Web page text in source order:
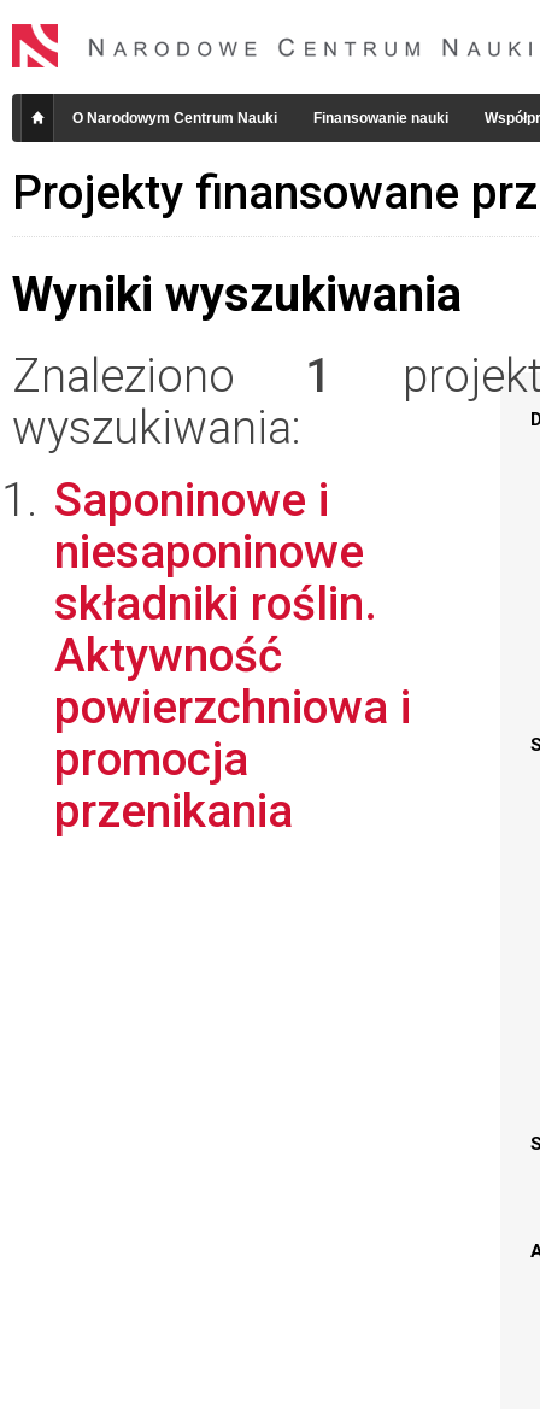
O Narodowym Centrum Nauki Finansowanie nauki
Projekty finansowane
Wyniki wyszukiwania
Znaleziono 1
wyszukiwania:
Saponinowe i
niesaponinowe
składniki roślin.
Aktywność
powierzchniowa i
promocja
przenikania